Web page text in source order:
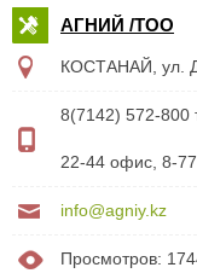
АГНИЙ /ТОО
КОСТАНАЙ, ул.
8(7142) 572-800
22-44 офис, 8-
info@agniy.kz
Просмотров: